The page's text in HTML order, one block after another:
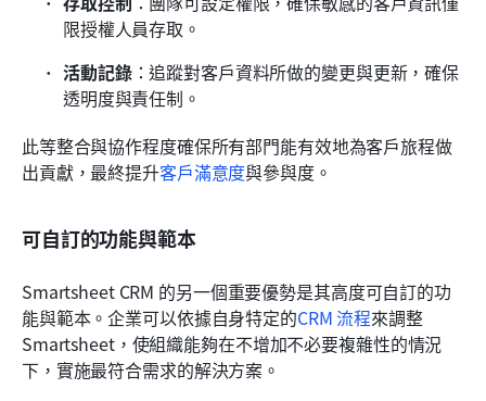
限授權人員存取。
活動記錄：追蹤對客戶資料所做的變更與更新，確保
透明度與責任制。
此等整合與協作程度確保所有部門能有效地為客戶旅程做
出貢獻，最終提升客戶滿意度與參與度。
可自訂的功能與範本
Smartsheet CRM 的另一個重要優勢是其高度可自訂的功
能與範本。企業可以依據自身特定的CRM 流程來調整
Smartsheet，使組織能夠在不增加不必要複雜性的情況
下，實施最符合需求的解決方案。